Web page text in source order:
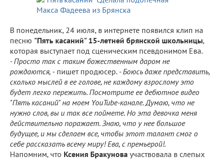
В понедельник, 24 июля, в интернете появился клип на
песню "Пять касаний" 15-летней брянской школьницы,
которая выступает под сценическим псевдонимом Ева.
- Просто так с таким божественным даром не
рождаются, - пишет продюсер. - Боюсь даже представить,
сколько мыслей в ее голове, не каждому взрослому это
будет легко пережить. Посмотрите ее дебютное видео
"Пять касаний" на моем YouTube-канале. Думаю, что не
нужно слов, вы и так все поймете. Но эта девочка меня
действительно поражает. Знаю, что у нее большое
будущее, и мы сделаем все, чтобы этот талант смог о
себе рассказать всему миру! Ева, с премьерой!.
Напомним, что Ксения Бракунова участвовала в слепых